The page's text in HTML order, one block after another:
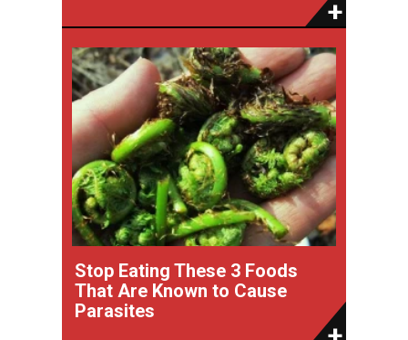
Stop Eating These 3 Foods
That Are Known to Cause
Parasites